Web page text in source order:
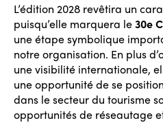
L’édition 2028 revêtira un
puisqu’elle marquera le30e
une étape symbolique
notre organisation. En plus
une visibilité internationale,
une opportunité de se
dans le secteur du tourisme
opportunités de réseautage